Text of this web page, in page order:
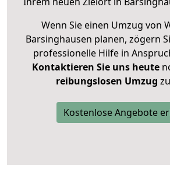
Wenn Sie einen Umzug von
Barsinghausen planen, zögern
professionelle Hilfe in
Kontaktieren Sie uns heute
reibungslosen Umzug
Kostenlose Angebote